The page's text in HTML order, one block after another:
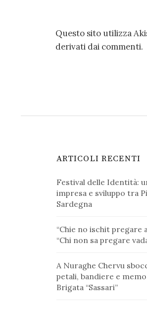
Questo sito utilizza
derivati dai commenti.
ARTICOLI RECENTI
Festival delle Identità:
impresa e sviluppo tra
Sardegna
“Chie no ischit pregare
“Chi non sa pregare
A Nuraghe Chervu
petali, bandiere e
Brigata “Sassari”